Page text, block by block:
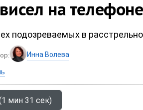
на
подозреваемых в
Инна Волева
мин 31 сек)